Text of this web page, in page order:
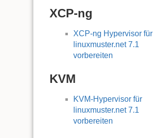
XCP-ng
XCP-ng Hypervisor für
linuxmuster.net 7.1
vorbereiten
KVM
KVM-Hypervisor für
linuxmuster.net 7.1
vorbereiten